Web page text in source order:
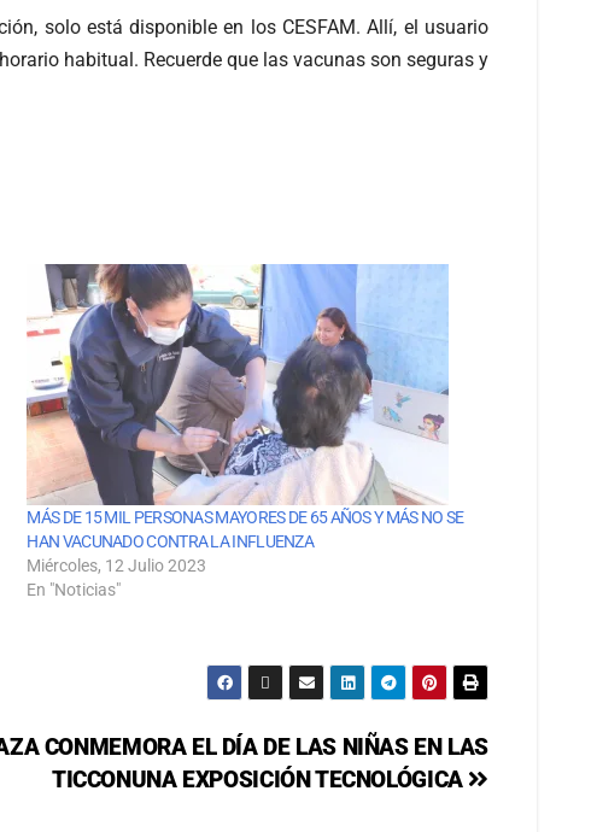
solo está disponible en los CESFAM. Allí, el usuario
habitual. Recuerde que las vacunas son seguras y
MÁS DE 15 MIL PERSONAS MAYORES DE 65 AÑOS Y MÁS NO SE
HAN VACUNADO CONTRA LA INFLUENZA
Miércoles, 12 Julio 2023
En "Noticias"
CONMEMORA EL DÍA DE LAS NIÑAS EN LAS
TICCONUNA EXPOSICIÓN TECNOLÓGICA